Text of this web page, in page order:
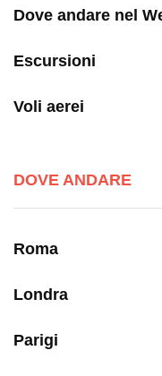
Dove andare nel
Escursioni
Voli aerei
DOVE ANDARE
Roma
Londra
Parigi